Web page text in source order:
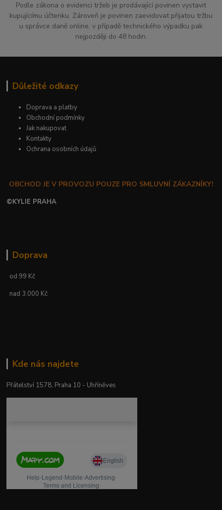
Podle zákona o evidenci tržeb je prodávající povinen vystavit
kupujícímu účtenku. Zároveň je povinen zaevidovat přijatou tržbu
u správce daně online, v případě technického výpadku pak
nejpozději do 48 hodin.
Důležité odkazy
Doprava a platby
Obchodní podmínky
Jak nakupovat
Kontakty
Ochrana osobních údajů
OBCHOD JE V PROVOZU POUZE PRO SMLUVNÍ ZÁKAZNÍKY!
©KYLIE PRAHA
Doprava
od 99 Kč
nad 3.000 Kč
Kde nás najdete
Přátelství 1578, Praha 10 - Uhříněves